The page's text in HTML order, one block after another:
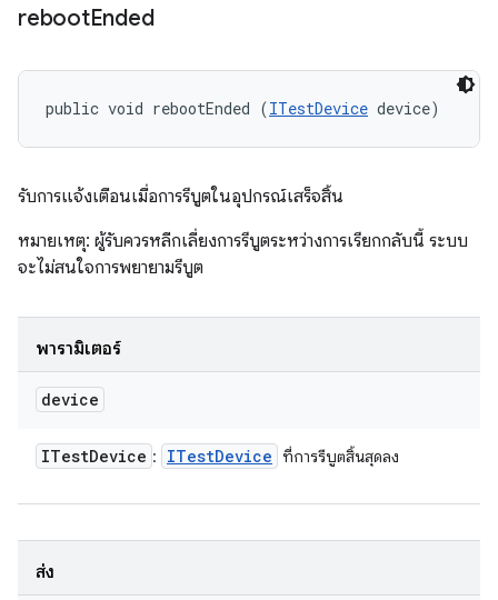
rebootEnded
public void rebootEnded (ITestDevice device)
รับการแจ้งเตือนเมื่อการรีบูตในอุปกรณ์เสร็จสิ้น
หมายเหตุ: ผู้รับควรหลีกเลี่ยงการรีบูตระหว่างการเรียกกลับนี้ ระบบ
จะไม่สนใจการพยายามรีบูต
พารามิเตอร์
device
ITestDevice : ITestDevice ที่การรีบูตสิ้นสุดลง
ส่ง